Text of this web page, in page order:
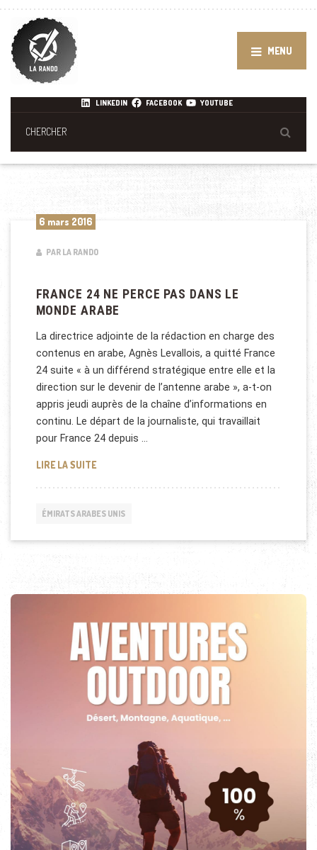
MENU
LINKEDIN FACEBOOK YOUTUBE
6 mars 2016
PAR LA RANDO
FRANCE 24 NE PERCE PAS DANS LE
MONDE ARABE
La directrice adjointe de la rédaction en charge des
contenus en arabe, Agnès Levallois, a quitté France
24 suite « à un différend stratégique entre elle et la
direction sur le devenir de l’antenne arabe », a-t-on
appris jeudi auprès de la chaîne d’informations en
continu. Le départ de la journaliste, qui travaillait
pour France 24 depuis …
LIRE LA SUITEFRANCE 24 NE PERCE PAS DANS LE MONDE ARABE
ÉMIRATS ARABES UNIS